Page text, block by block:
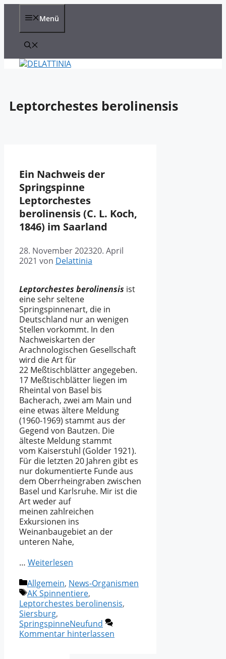
Zum
Menü
Leptorchestes berolinensis
Ein Nachweis der
Springspinne
Leptorchestes
berolinensis (C. L. Koch,
1846) im Saarland
28. November 202320. April
2021 von Delattinia
Leptorchestes berolinensis ist
eine sehr seltene
Springspinnenart, die in
Deutschland nur an wenigen
Stellen vorkommt. In den
Nachweiskarten der
Arachnologischen Gesellschaft
wird die Art für
22 Meßtischblätter angegeben.
17 Meßtischblätter liegen im
Rheintal von Basel bis
Bacherach, zwei am Main und
eine etwas ältere Meldung
(1960-1969) stammt aus der
Gegend von Bautzen. Die
älteste Meldung stammt
vom Kaiserstuhl (Golder 1921).
Für die letzten 20 Jahren gibt es
nur dokumentierte Funde aus
dem Oberrheingraben zwischen
Basel und Karlsruhe. Mir ist die
Art weder auf
meinen zahlreichen
Exkursionen ins
Weinanbaugebiet an der
unteren Nahe,
… Weiterlesen
Kategorien
Allgemein, News-Organismen
Schlagwörter
AK Spinnentiere,
Leptorchestes berolinensis,
Siersburg,
SpringspinneNeufund
Kommentar hinterlassen